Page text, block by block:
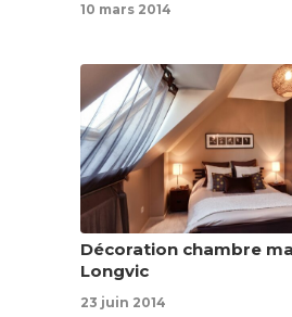
10 mars 2014
Décoration chambre
Longvic
23 juin 2014